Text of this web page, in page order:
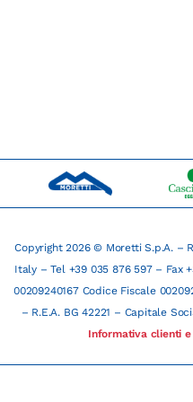
Copyright 2026 © Moretti S.p.A. –
Italy – Tel +39 035 876 597 – Fax
00209240167 Codice Fiscale
– R.E.A. BG 42221 – Capitale
Informativa clienti